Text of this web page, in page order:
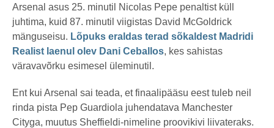
Arsenal asus 25. minutil Nicolas Pepe penaltist küll
juhtima, kuid 87. minutil viigistas David McGoldrick
mänguseisu. Lõpuks eraldas terad sõkaldest Madridi
Realist laenul olev Dani Ceballos, kes sahistas
väravavõrku esimesel üleminutil.
Ent kui Arsenal sai teada, et finaalipääsu eest tuleb neil
rinda pista Pep Guardiola juhendatava Manchester
Cityga, muutus Sheffieldi-nimeline proovikivi liivateraks.